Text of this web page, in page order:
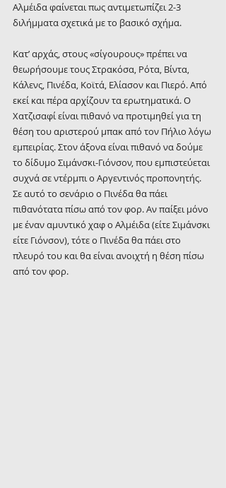
Αλμέιδα φαίνεται πως αντιμετωπίζει 2-3
διλήμματα σχετικά με το βασικό σχήμα.
Κατ’ αρχάς, στους «σίγουρους» πρέπει να
θεωρήσουμε τους Στρακόσα, Ρότα, Βίντα,
Κάλενς, Πινέδα, Κοϊτά, Ελίασον και Πιερό. Από
εκεί και πέρα αρχίζουν τα ερωτηματικά. Ο
Χατζισαφί είναι πιθανό να προτιμηθεί για τη
θέση του αριστερού μπακ από τον Πήλιο λόγω
εμπειρίας. Στον άξονα είναι πιθανό να δούμε
το δίδυμο Σιμάνσκι-Γιόνσον, που εμπιστεύεται
συχνά σε ντέρμπι ο Αργεντινός προπονητής.
Σε αυτό το σενάριο ο Πινέδα θα πάει
πιθανότατα πίσω από τον φορ. Αν παίξει μόνο
με έναν αμυντικό χαφ ο Αλμέιδα (είτε Σιμάνσκι
είτε Γιόνσον), τότε ο Πινέδα θα πάει στο
πλευρό του και θα είναι ανοιχτή η θέση πίσω
από τον φορ.